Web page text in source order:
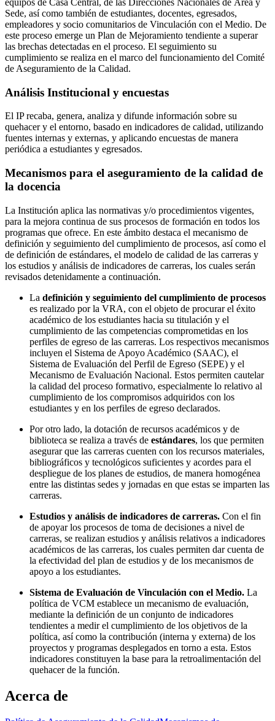
equipos de Casa Central, de las Direcciones Nacionales de Área y
Sede, así como también de estudiantes, docentes, egresados,
empleadores y socio comunitarios de Vinculación con el Medio. De
este proceso emerge un Plan de Mejoramiento tendiente a superar
las brechas detectadas en el proceso. El seguimiento su
cumplimiento se realiza en el marco del funcionamiento del Comité
de Aseguramiento de la Calidad.
Análisis Institucional y encuestas
El IP recaba, genera, analiza y difunde información sobre su
quehacer y el entorno, basado en indicadores de calidad, utilizando
fuentes internas y externas, y aplicando encuestas de manera
periódica a estudiantes y egresados.
Mecanismos para el aseguramiento de la calidad de
la docencia
La Institución aplica las normativas y/o procedimientos vigentes,
para la mejora continua de sus procesos de formación en todos los
programas que ofrece. En este ámbito destaca el mecanismo de
definición y seguimiento del cumplimiento de procesos, así como el
de definición de estándares, el modelo de calidad de las carreras y
los estudios y análisis de indicadores de carreras, los cuales serán
revisados detenidamente a continuación.
La definición y seguimiento del cumplimiento de procesos
es realizado por la VRA, con el objeto de procurar el éxito
académico de los estudiantes hacia su titulación y el
cumplimiento de las competencias comprometidas en los
perfiles de egreso de las carreras. Los respectivos mecanismos
incluyen el Sistema de Apoyo Académico (SAAC), el
Sistema de Evaluación del Perfil de Egreso (SEPE) y el
Mecanismo de Evaluación Nacional. Estos permiten cautelar
la calidad del proceso formativo, especialmente lo relativo al
cumplimiento de los compromisos adquiridos con los
estudiantes y en los perfiles de egreso declarados.
Por otro lado, la dotación de recursos académicos y de
biblioteca se realiza a través de estándares, los que permiten
asegurar que las carreras cuenten con los recursos materiales,
bibliográficos y tecnológicos suficientes y acordes para el
despliegue de los planes de estudios, de manera homogénea
entre las distintas sedes y jornadas en que estas se imparten las
carreras.
Estudios y análisis de indicadores de carreras. Con el fin
de apoyar los procesos de toma de decisiones a nivel de
carreras, se realizan estudios y análisis relativos a indicadores
académicos de las carreras, los cuales permiten dar cuenta de
la efectividad del plan de estudios y de los mecanismos de
apoyo a los estudiantes.
Sistema de Evaluación de Vinculación con el Medio. La
política de VCM establece un mecanismo de evaluación,
mediante la definición de un conjunto de indicadores
tendientes a medir el cumplimiento de los objetivos de la
política, así como la contribución (interna y externa) de los
proyectos y programas desplegados en torno a esta. Estos
indicadores constituyen la base para la retroalimentación del
quehacer de la función.
Acerca de